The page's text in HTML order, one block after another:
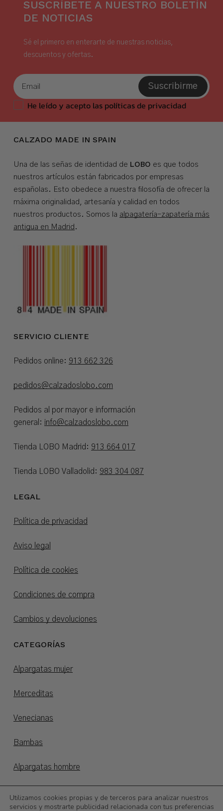
SUSCRÍBETE A NUESTRO BOLETÍN
DE NOTICIAS
Sé el primero en enterarte de nuestras noticias,
descuentos y ofertas.
Suscribirme
He leído y acepto las políticas de privacidad
CALZADO MADE IN SPAIN
Una de las señas de identidad de LOBO es que todos
nuestros artículos están fabricados por empresas
españolas. Esto obedece a nuestra filosofía de ofrecer la
máxima originalidad, artesanía y calidad en todos
nuestros productos. Somos la alpagatería-zapatería más
antigua en Madrid .
SERVICIO CLIENTE
Pedidos online: 913 662 326
pedidos@calzadoslobo.com
Pedidos al por mayor e información
general: info@calzadoslobo.com
Tienda LOBO Madrid: 913 664 017
Tienda LOBO Valladolid: 983 304 087
LEGAL
Política de privacidad
Aviso legal
Política de cookies
Condiciones de compra
Cambios y devoluciones
CATEGORÍAS
Alpargatas mujer
Merceditas
Venecianas
Bambas
Alpargatas hombre
Utilizamos cookies propias y de terceros para analizar nuestros
servicios y mostrarte publicidad relacionada con tus preferencias